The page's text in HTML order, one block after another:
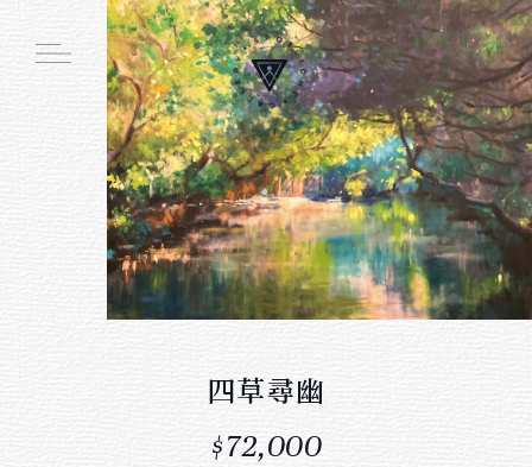
Main function
線上畫廊
周邊商品
創作者介紹
四草尋幽
$72,000